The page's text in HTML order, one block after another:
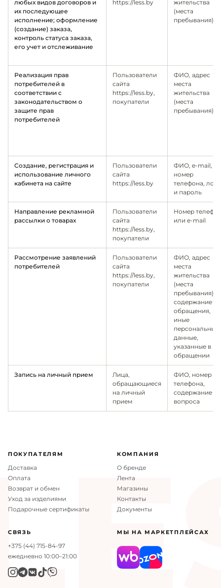
любых видов договоров и
их последующее
исполнение; оформление
(создание) заказа,
контроль статуса заказа,
его учет и отслеживание
https://less.by
жительства
(места
пребывания)
Реализация прав
потребителей в
соответствии с
законодательством о
защите прав
потребителей
Пользователи
сайта
https://less.by,
покупатели
ФИО, адрес
места
жительства
(места
пребывания)
Создание, регистрация и
использование личного
кабинета на сайте
Пользователи
сайта
https://less.by
ФИО, e-mail,
номер
телефона,
и пароль
Направление рекламной
рассылки о товарах
Пользователи
сайта
https://less.by,
покупатели
Номер
или e-mail
Рассмотрение заявлений
потребителей
Пользователи
сайта
https://less.by,
покупатели
ФИО, адрес
места
жительства
(места
пребывания),
содержание
обращения,
иные
персональные
данные,
указанные в
обращении
Запись на личный прием
Лица,
обращающиеся
на личный
прием
ФИО, номер
телефона,
содержание
вопроса
ПОКУПАТЕЛЯМ
Доставка
Оплата
Возврат и обмен
Уход за изделиями
Подарочные сертификаты
КОМПАНИЯ
О бренде
Лента
Магазины
Контакты
Документы
СВЯЗЬ
+375 (44) 715-84-97
ежедневно 10:00–21:00
МЫ НА МАРКЕТПЛЕЙСАХ